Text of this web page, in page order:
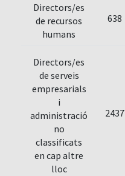
Directors/es
de recursos
humans
638
Directors/es
de serveis
empresarials
i
administració
no
classificats
en cap altre
lloc
2437